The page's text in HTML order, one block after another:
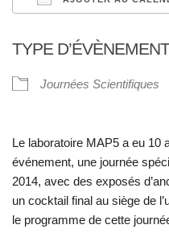
TYPE D’ÉVÈNEMENT
Journées Scientifiques
Le laboratoire MAP5 a eu 10
événement, une journée
2014, avec des exposés
un cocktail final au siège de
le programme de cette